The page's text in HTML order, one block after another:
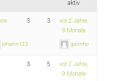
aktiv
johann123
3 3
vor 2 Jahre,
9 Monate
galinho
3 5
vor 2 Jahre,
9 Monate